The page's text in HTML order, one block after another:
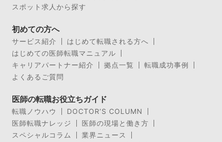
スポット求人から探す
初めての方へ
サービス紹介
はじめて転職される方へ
はじめての医師転職マニュアル
キャリアパートナー紹介
拠点一覧
転職成功事例
よくあるご質問
医師の転職お役立ちガイド
転職ノウハウ
DOCTOR’S COLUMN
医師転職ナレッジ
医師の現場と働き方
スペシャルコラム
業界ニュース